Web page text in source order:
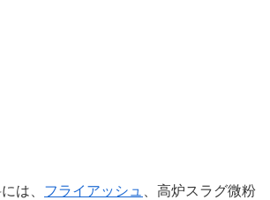
は、 フライアッシュ 、高炉スラグ微粉